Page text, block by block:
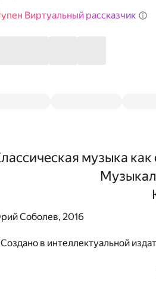
Виртуальный рассказчик
музыка
Соболев, 2016
Создано в интеллектуальной